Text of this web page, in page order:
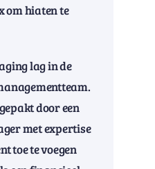
om hiaten te
lag in de
door een
met expertise
toe te voegen